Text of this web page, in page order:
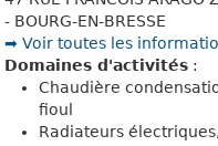
- BOURG-EN-BRESSE
➡️ Voir toutes les
Domaines d'activités :
Chaudière
fioul
Radiateurs